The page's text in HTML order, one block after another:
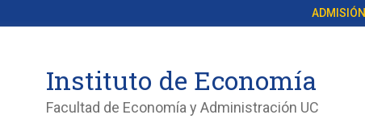
ADMISIÓN
Instituto de Economía
Facultad de Economía y Administración UC